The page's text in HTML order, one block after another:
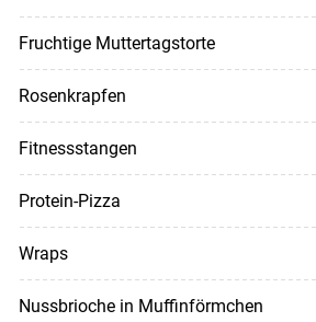
Fruchtige Muttertagstorte
Rosenkrapfen
Fitnessstangen
Protein-Pizza
Wraps
Nussbrioche in Muffinförmchen